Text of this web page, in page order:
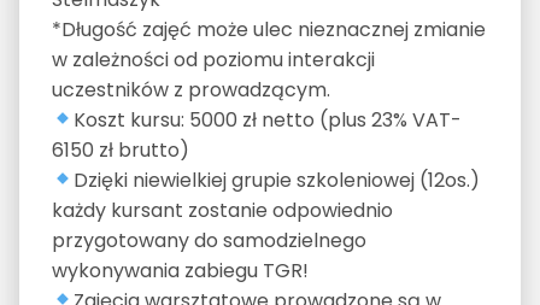
*Długość zajęć może ulec nieznacznej zmianie
w zależności od poziomu interakcji
uczestników z prowadzącym.
Koszt kursu: 5000 zł netto (plus 23% VAT-
6150 zł brutto)
Dzięki niewielkiej grupie szkoleniowej (12os.)
każdy kursant zostanie odpowiednio
przygotowany do samodzielnego
wykonywania zabiegu TGR!